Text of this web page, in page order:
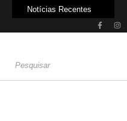
Notícias Recentes
Carne: Menor demanda da China exige reforço da diplomacia e inovação